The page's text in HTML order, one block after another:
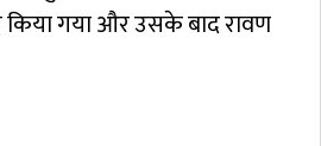
गया और उसके बाद रावण